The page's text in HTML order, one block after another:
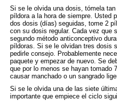
Si se le olvida una dosis, tómela
píldora a la hora de siempre. Usted
dos dosis (días) seguidas, tome 2
con su dosis regular. Cada vez que
segundo método anticonceptivo
píldoras. Si se le olvidan tres dosis
pedirle consejo. Probablemente
paquete y empezar de nuevo. Se
que por lo menos se hayan tomado
causar manchado o un sangrado
Si se le olvida una de las siete
importante que empiece el ciclo